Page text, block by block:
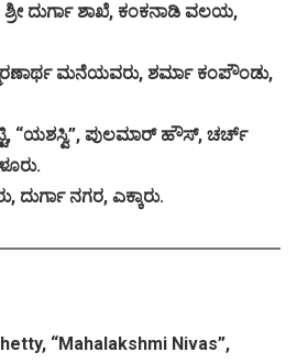
ಶ್ರೀ ದುರ್ಗಾ ಶಾಖೆ, ಕಂಕನಾಡಿ ವಲಯ,
ಮನೆಯವರು, ಶರ್ಮಾ ಕಂಪೌಂಡು,
, “ಯಶಸ್ವಿ”, ಪುಲಮಾರ್ ಹೌಸ್, ಚರ್ಚ್
.
, ದುರ್ಗಾ ನಗರ, ಎಕ್ಕಾರು.
“Mahalakshmi Nivas”,